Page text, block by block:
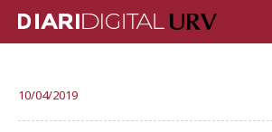
RECERCA
10/04/2019